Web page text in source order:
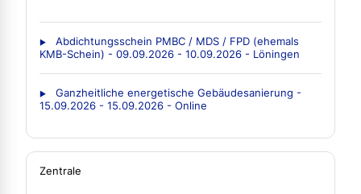
Abdichtungsschein PMBC / MDS / FPD (ehemals
KMB-Schein) - 09.09.2026 - 10.09.2026 - Löningen
Ganzheitliche energetische Gebäudesanierung -
15.09.2026 - 15.09.2026 - Online
Zentrale